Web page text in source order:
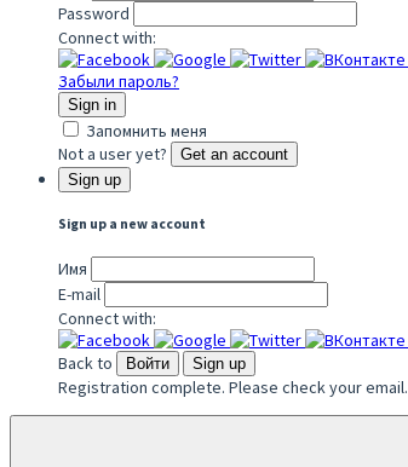
Password
Connect with:
Забыли пароль?
Sign in
Запомнить меня
Not a user yet?
Get an account
Sign up
Sign up a new account
Имя
E-mail
Connect with:
Back to Войти Sign up
Registration complete. Please check your email.